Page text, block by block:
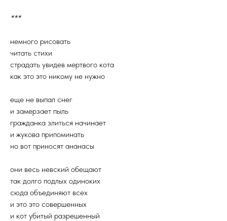
***
немного рисовать
читать стихи
страдать увидев мертвого кота
как это это никому не нужно
еще не выпал снег
и замерзает пыль
гражданка злиться начинает
и жукова припоминать
но вот приносят ананасы
они весь невский обещают
так долго подлых одиноких
сюда объединяют всех
и это это совершенных
и кот убитый разрешенный